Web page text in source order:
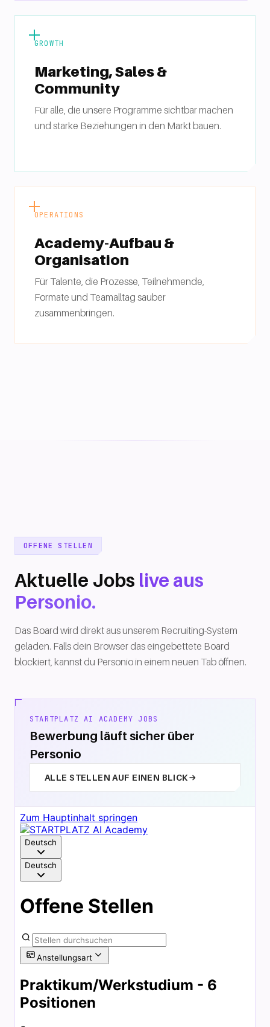
GROWTH
Marketing, Sales &
Community
Für alle, die unsere Programme sichtbar machen
und starke Beziehungen in den Markt bauen.
OPERATIONS
Academy-Aufbau &
Organisation
Für Talente, die Prozesse, Teilnehmende,
Formate und Teamalltag sauber
zusammenbringen.
OFFENE STELLEN
Aktuelle Jobs live aus
Personio.
Das Board wird direkt aus unserem Recruiting-System
geladen. Falls dein Browser das eingebettete Board
blockiert, kannst du Personio in einem neuen Tab öffnen.
STARTPLATZ AI ACADEMY JOBS
Bewerbung läuft sicher über
Personio
ALLE STELLEN AUF EINEN BLICK